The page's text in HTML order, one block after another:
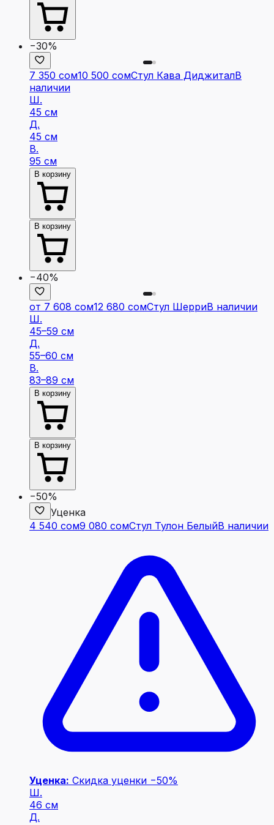
−30%
7 350 сом10 500 сомСтул Кава ДиджиталВ
наличии
Ш.
45 см
Д.
45 см
В.
95 см
В корзину
В корзину
−40%
от 7 608 сом12 680 сомСтул ШерриВ наличии
Ш.
45–59 см
Д.
55–60 см
В.
83–89 см
В корзину
В корзину
−50%
Уценка
4 540 сом9 080 сомСтул Тулон БелыйВ наличии
Уценка: Скидка уценки −50%
Ш.
46 см
Д.